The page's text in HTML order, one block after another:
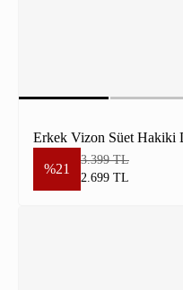
Erkek Vizon Süet Hakiki
%21
3.399 TL
2.699 TL